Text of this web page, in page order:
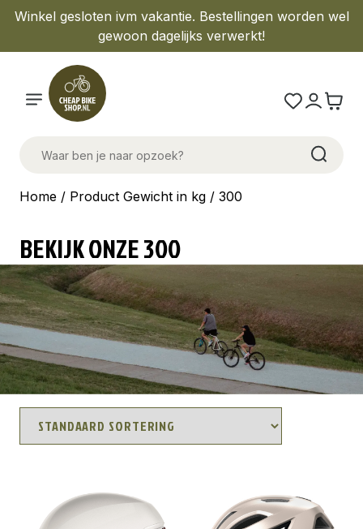
Winkel gesloten ivm vakantie. Bestellingen worden wel
gewoon dagelijks verwerkt!
Home / Product Gewicht in kg / 300
BEKIJK ONZE 300